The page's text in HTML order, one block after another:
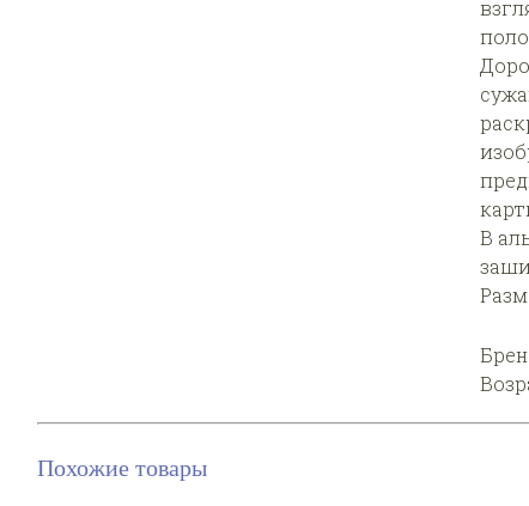
В
Похожие товары